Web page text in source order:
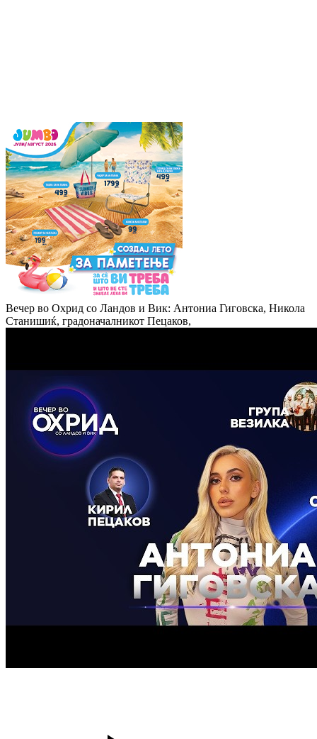
Вечер во Охрид со Ландов и Вик: Антониа Гиговска, Никола
Станишиќ, градоначалникот Пецаков,